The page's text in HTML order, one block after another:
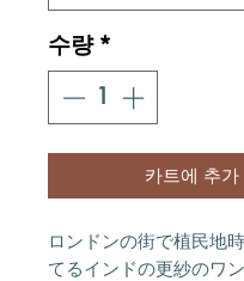
수량 *
카트에 추가
ロンドンの街で植民地
てるインドの更紗のワ